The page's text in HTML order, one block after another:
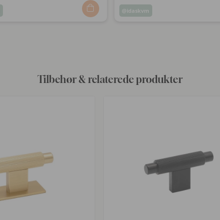
Opslag
idaskvm
Tilbehør & relaterede produkter